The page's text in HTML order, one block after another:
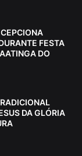
FESTA
DO
DA GLÓRIA